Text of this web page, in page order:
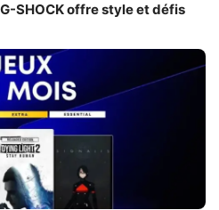
SHOCK offre style et défis